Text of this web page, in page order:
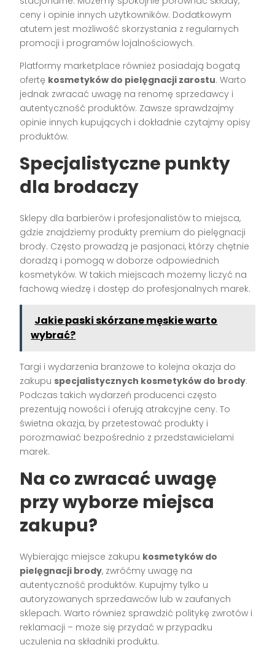
ceny i opinie innych użytkowników. Dodatkowym
atutem jest możliwość skorzystania z regularnych
promocji i programów lojalnościowych.
Platformy marketplace również posiadają bogatą
ofertę kosmetyków do pielęgnacji zarostu. Warto
jednak zwracać uwagę na renomę sprzedawcy i
autentyczność produktów. Zawsze sprawdzajmy
opinie innych kupujących i dokładnie czytajmy opisy
produktów.
Specjalistyczne punkty
dla brodaczy
Sklepy dla barbierów i profesjonalistów to miejsca,
gdzie znajdziemy produkty premium do pielęgnacji
brody. Często prowadzą je pasjonaci, którzy chętnie
doradzą i pomogą w doborze odpowiednich
kosmetyków. W takich miejscach możemy liczyć na
fachową wiedzę i dostęp do profesjonalnych marek.
Jakie paski skórzane męskie warto
wybrać?
Targi i wydarzenia branżowe to kolejna okazja do
zakupu specjalistycznych kosmetyków do brody.
Podczas takich wydarzeń producenci często
prezentują nowości i oferują atrakcyjne ceny. To
świetna okazja, by przetestować produkty i
porozmawiać bezpośrednio z przedstawicielami
marek.
Na co zwracać uwagę
przy wyborze miejsca
zakupu?
Wybierając miejsce zakupu kosmetyków do
pielęgnacji brody, zwróćmy uwagę na
autentyczność produktów. Kupujmy tylko u
autoryzowanych sprzedawców lub w zaufanych
sklepach. Warto również sprawdzić politykę zwrotów i
reklamacji – może się przydać w przypadku
uczulenia na składniki produktu.